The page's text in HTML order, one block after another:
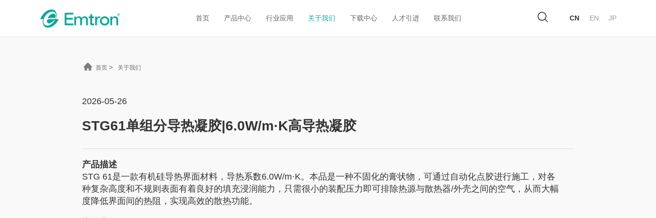
首页 产品中心 行业应用 关于我们 下载中心 人才引进 联系我们 CN EN JP
首页 > 关于我们
2026-05-26
STG61单组分导热凝胶|6.0W/m·K高导热凝胶
产品描述
STG 61是一款有机硅导热界面材料，导热系数6.0W/m·K。本品是一种不固化的膏状物，可通过自动化点胶进行施工，对各
种复杂高度和不规则表面有着良好的填充浸润能力，只需很小的装配压力即可排除热源与散热器/外壳之间的空气，从而大幅
度降低界面间的热阻，实现高效的散热功能。